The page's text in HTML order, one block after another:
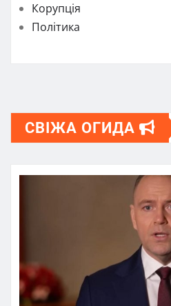
Корупція
Політика
СВІЖА ОГИДА